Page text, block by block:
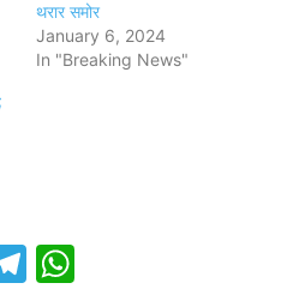
थरार समोर
January 6, 2024
In "Breaking News"
Telegram